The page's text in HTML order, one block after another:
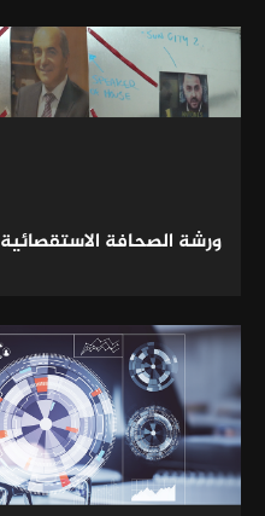
ورشة الصحافة الاستقصائية